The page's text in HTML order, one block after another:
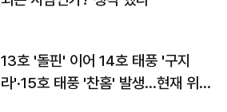
13호 '돌핀' 이어 14호 태풍 '구지
라'·15호 태풍 '찬홈' 발생…현재 위